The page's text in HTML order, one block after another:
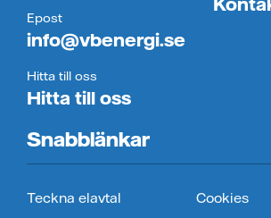
Epost
info@vbenergi.se
Hitta till oss
Hitta till oss
Snabblänkar
Teckna elavtal
Cookies